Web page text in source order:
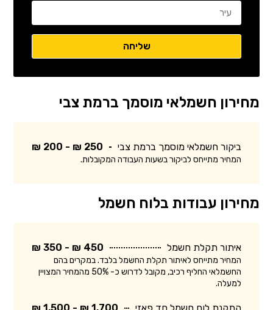
מחירון חשמלאי מוסמך ברמת צבי
ביקור חשמלאי מוסמך ברמת צבי 250 ₪ - 200 ₪
המחיר מתייחס לביקור בשעות העבודה המקובלות.
מחירון עבודות בלוח חשמל
איתור תקלת חשמל 450 ₪ - 350 ₪
המחיר מתייחס לאיתור תקלת החשמל בלבד. במקרים בהם
החשמלאי החליף רכיב, מקובל לדרוש כ- 50% מהמחיר המצויין
למעלה.